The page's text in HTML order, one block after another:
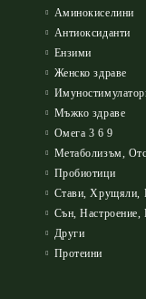
Аминокиселини
Антиоксиданти
Ензими
Женско здраве
Мъжко здраве
Омега 3 6 9
Метаболизъм,
Пробиотици
Стави, Хрущяли,
Сън, Настроение,
Други
Протеини